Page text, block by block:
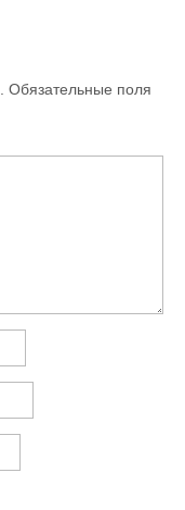
Обязательные поля